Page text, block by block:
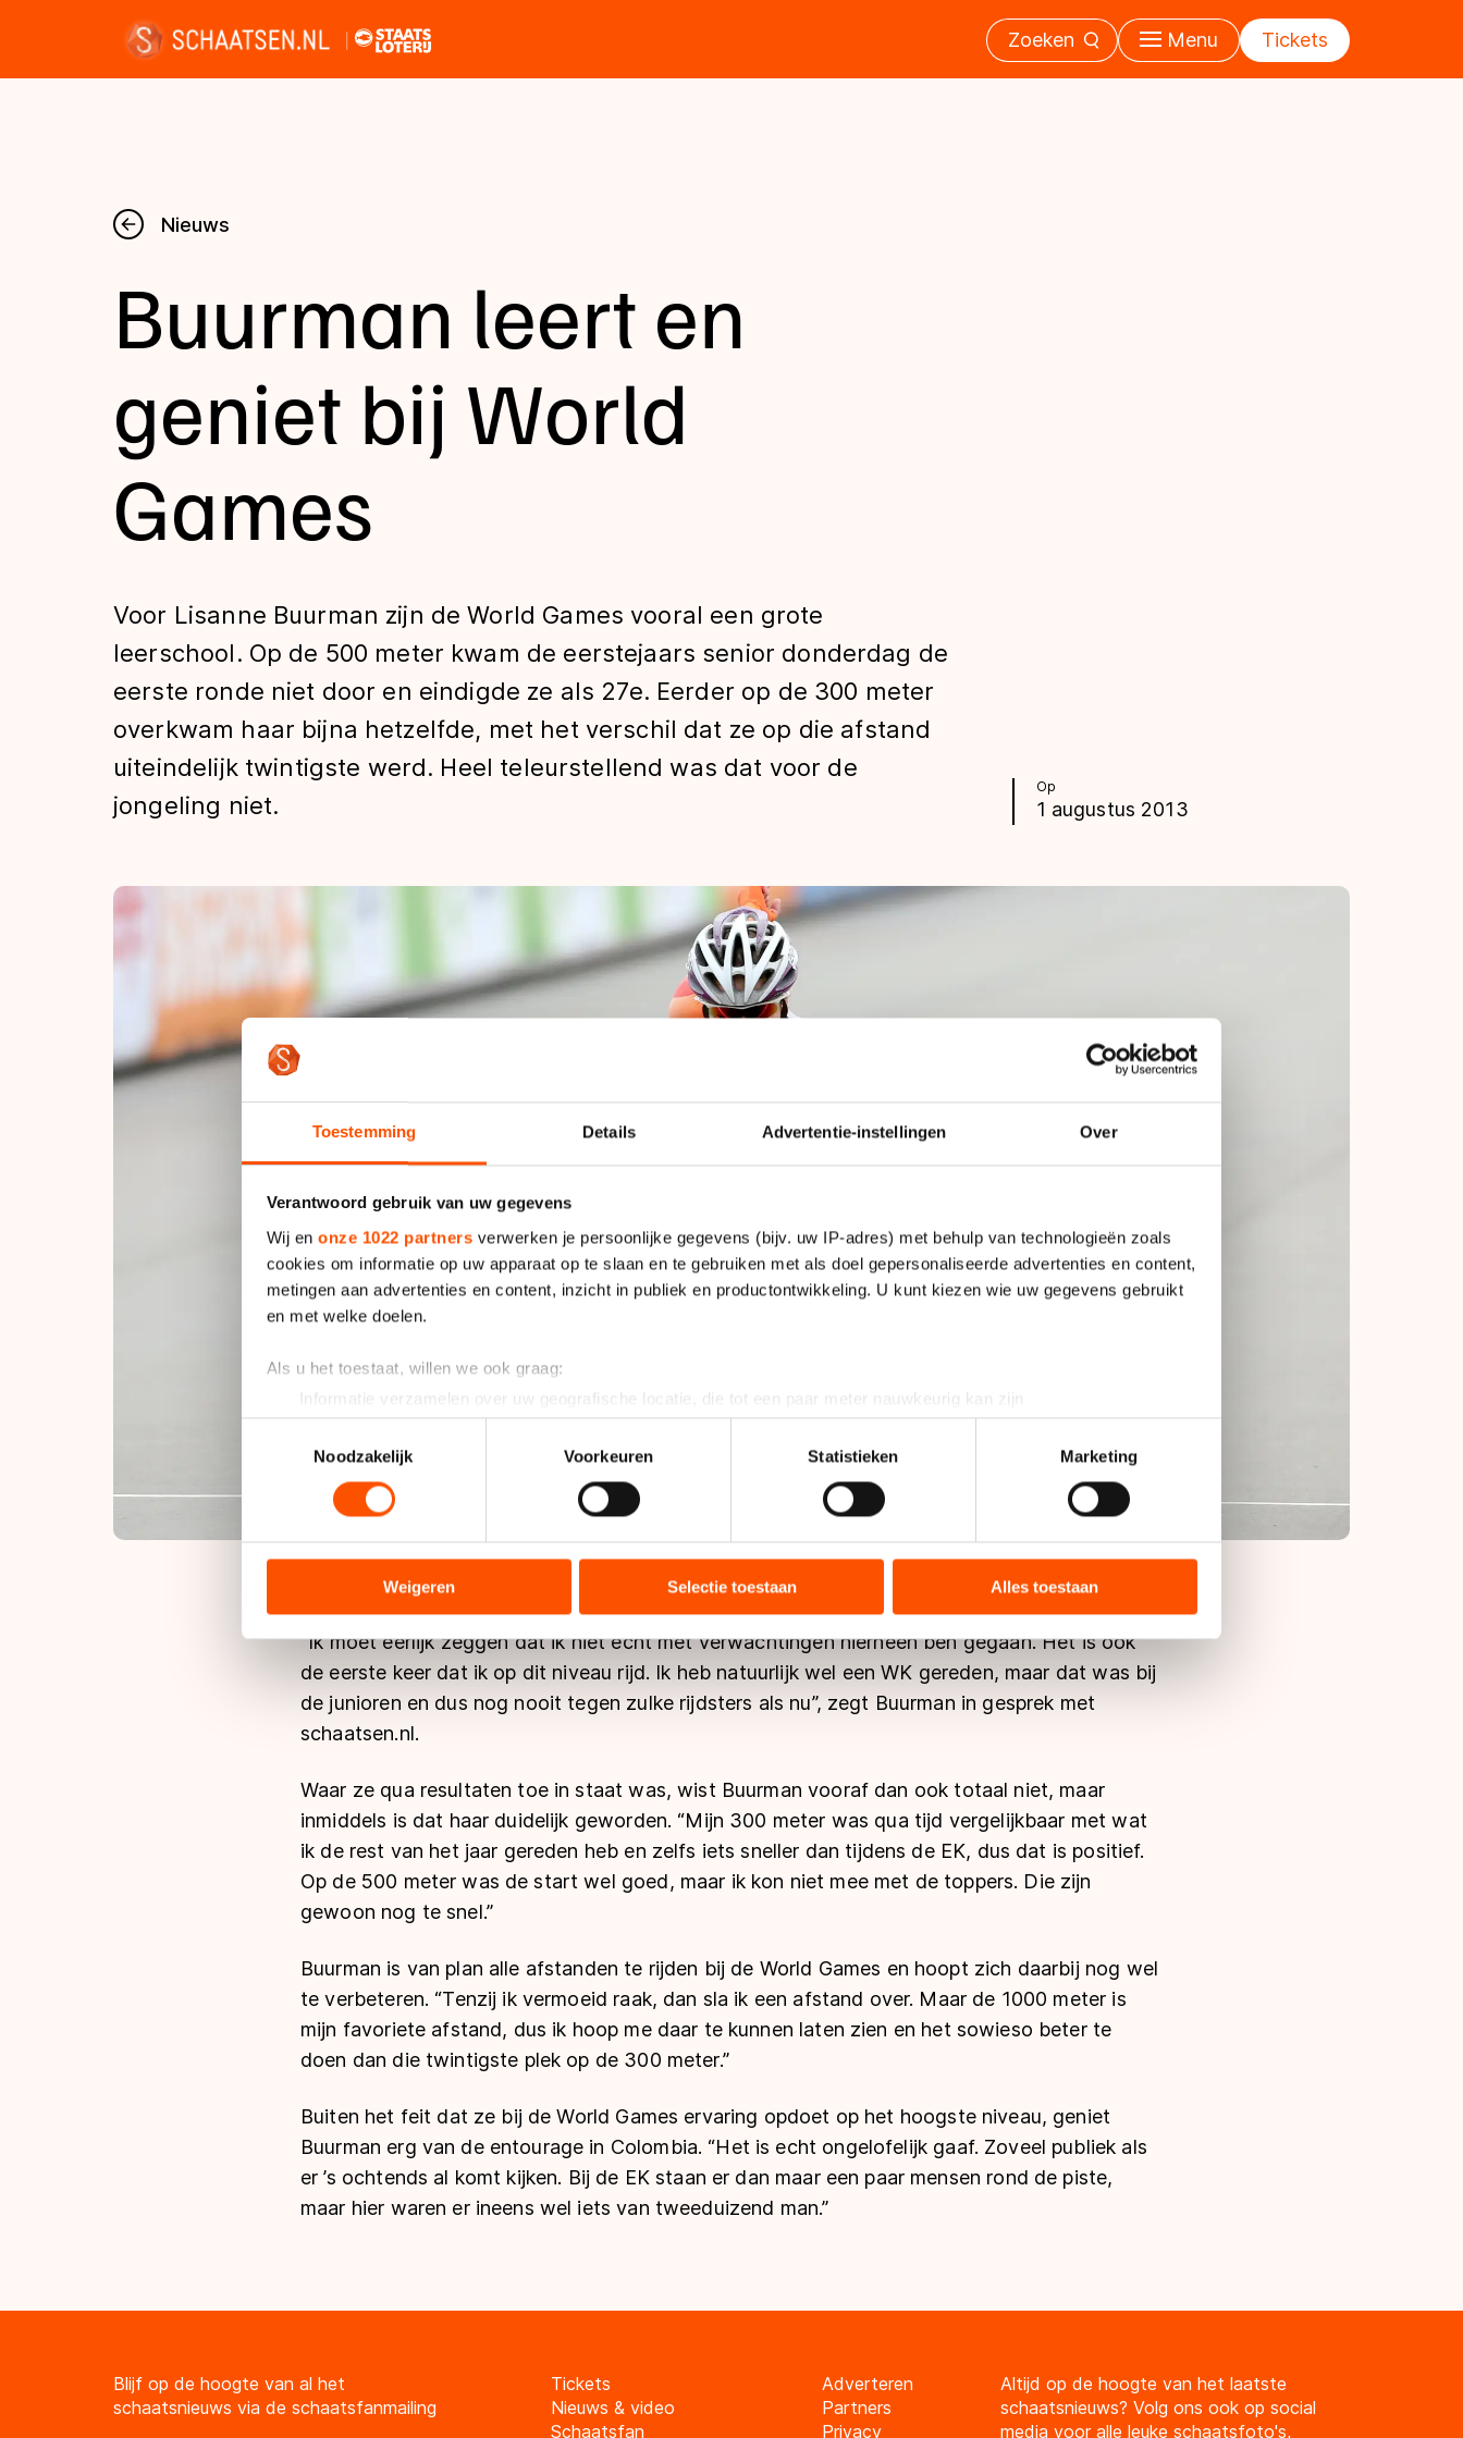
Toestemming Details Advertentie-instellingen Over
Verantwoord gebruik van uw gegevens
Wij en onze 1022 partners verwerken je persoonlijke gegevens (bijv. uw IP-adres) met behulp van technologieën zoals
cookies om informatie op uw apparaat op te slaan en te gebruiken met als doel gepersonaliseerde advertenties en content,
metingen aan advertenties en content, inzicht in publiek en productontwikkeling. U kunt kiezen wie uw gegevens gebruikt
en met welke doelen.
Als u het toestaat, willen we ook graag:
Informatie verzamelen over uw geografische locatie, die tot een paar meter nauwkeurig kan zijn
Uw apparaat identificeren door het actief te scannen op specifieke eigenschappen (fingerprinting)
Lees meer over hoe uw persoonlijke gegevens worden verwerkt en stel uw voorkeuren in het
detailgedeeltein. U kunt uw
toestemming op elk moment wijzigen of intrekken in de Cookieverklaring.
analyseren. We delen informatie over uw gebruik van onze site met onze partners voor social media, advertenties en
analyse. Zij kunnen deze combineren met andere gegevens die u aan hen heeft verstrekt of die zij hebben verzameld via
hun services. Sommige partners kunnen gegevens doorgeven aan landen buiten de EU, zoals de VS, waar mogelijk geen
adequaat beschermingsniveau geldt volgens de GDPR. Door op ‘Toestaan’ te klikken, stemt u in met deze overdracht.
Meer informatie vindt u in ons
cookiebeleid
Noodzakelijk
Voorkeuren Statistieken Marketing
Weigeren Selectie toestaan Alles toestaan
Zoeken Menu Tickets
Nieuws
Kalender
Disciplines
Uitslagen
Tijden & historie
De weg op
Schaatsfans
Olympische Spelen
Nieuws
Op
1 augustus 2013
Buurman leert en
geniet bij World
Games
Voor Lisanne Buurman zijn de World Games vooral een grote
leerschool. Op de 500 meter kwam de eerstejaars senior donderdag de
eerste ronde niet door en eindigde ze als 27e. Eerder op de 300 meter
overkwam haar bijna hetzelfde, met het verschil dat ze op die afstand
uiteindelijk twintigste werd. Heel teleurstellend was dat voor de
jongeling niet.
“Ik moet eerlijk zeggen dat ik niet echt met verwachtingen hierheen ben gegaan. Het is ook
de eerste keer dat ik op dit niveau rijd. Ik heb natuurlijk wel een WK gereden, maar dat was bij
de junioren en dus nog nooit tegen zulke rijdsters als nu”, zegt Buurman in gesprek met
schaatsen.nl.
Waar ze qua resultaten toe in staat was, wist Buurman vooraf dan ook totaal niet, maar
inmiddels is dat haar duidelijk geworden. “Mijn 300 meter was qua tijd vergelijkbaar met wat
ik de rest van het jaar gereden heb en zelfs iets sneller dan tijdens de EK, dus dat is positief.
Op de 500 meter was de start wel goed, maar ik kon niet mee met de toppers. Die zijn
gewoon nog te snel.”
Buurman is van plan alle afstanden te rijden bij de World Games en hoopt zich daarbij nog wel
te verbeteren. “Tenzij ik vermoeid raak, dan sla ik een afstand over. Maar de 1000 meter is
mijn favoriete afstand, dus ik hoop me daar te kunnen laten zien en het sowieso beter te
doen dan die twintigste plek op de 300 meter.”
Buiten het feit dat ze bij de World Games ervaring opdoet op het hoogste niveau, geniet
Buurman erg van de entourage in Colombia. “Het is echt ongelofelijk gaaf. Zoveel publiek als
er ’s ochtends al komt kijken. Bij de EK staan er dan maar een paar mensen rond de piste,
maar hier waren er ineens wel iets van tweeduizend man.”
Blijf op de hoogte van al het
schaatsnieuws via de schaatsfanmailing
Tickets
Nieuws & video
Schaatsfan
Adverteren
Partners
Privacy
Altijd op de hoogte van het laatste
schaatsnieuws? Volg ons ook op social
media voor alle leuke schaatsfoto's,